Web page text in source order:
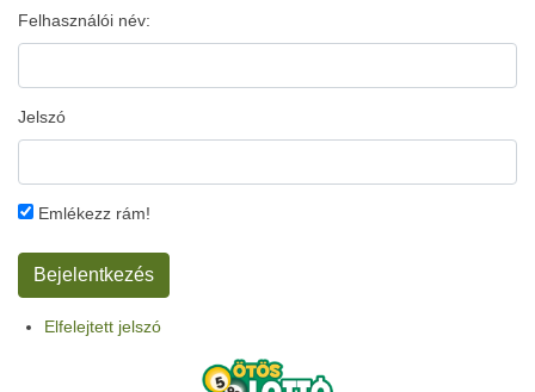
Felhasználói név:
Jelszó
Emlékezz rám!
Elfelejtett jelszó